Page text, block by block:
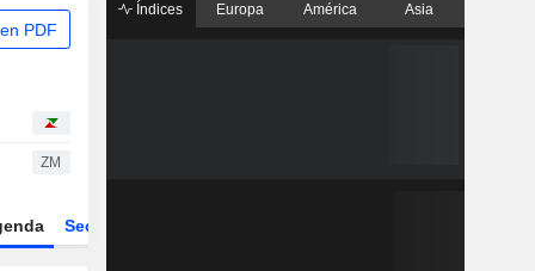
PDF
ZM
Sector
Índices Europa América Asia